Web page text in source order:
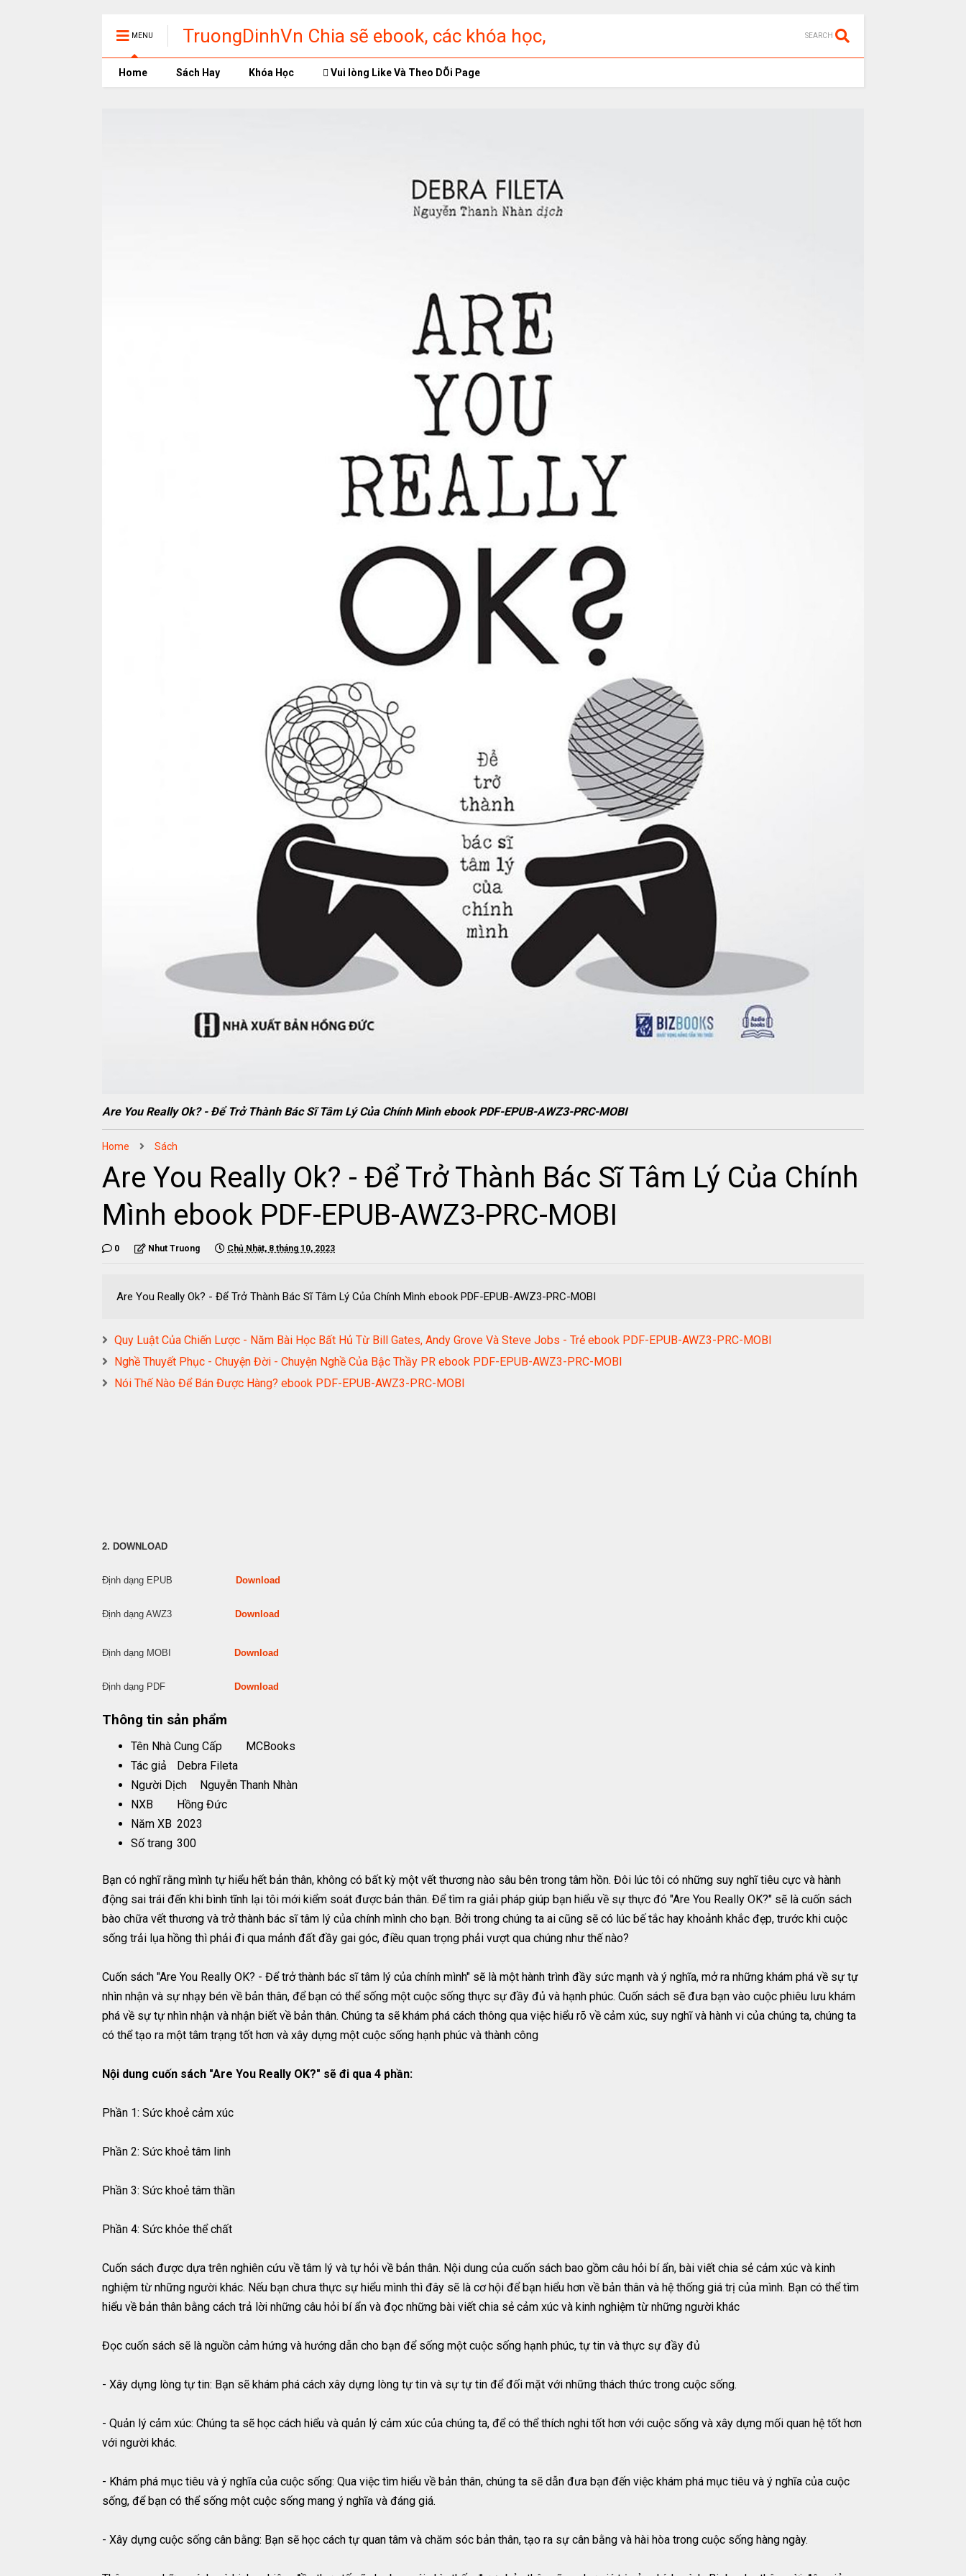
MENU
TruongDinhVn Chia sẽ ebook, các khóa học,
phần mềm học tập miễn phí
SEARCH
Home Sách Hay Khóa Học Vui lòng Like Và Theo DÕi Page
Are You Really Ok? - Để Trở Thành Bác Sĩ Tâm Lý Của Chính Mình ebook PDF-EPUB-AWZ3-PRC-MOBI
Home Sách
Are You Really Ok? - Để Trở Thành Bác Sĩ Tâm Lý Của Chính
Mình ebook PDF-EPUB-AWZ3-PRC-MOBI
0 Nhut Truong Chủ Nhật, 8 tháng 10, 2023
Are You Really Ok? - Để Trở Thành Bác Sĩ Tâm Lý Của Chính Mình ebook PDF-EPUB-AWZ3-PRC-MOBI
Quy Luật Của Chiến Lược - Năm Bài Học Bất Hủ Từ Bill Gates, Andy Grove Và Steve Jobs - Trẻ ebook PDF-EPUB-AWZ3-PRC-MOBI
Nghề Thuyết Phục - Chuyện Đời - Chuyện Nghề Của Bậc Thầy PR ebook PDF-EPUB-AWZ3-PRC-MOBI
Nói Thế Nào Để Bán Được Hàng? ebook PDF-EPUB-AWZ3-PRC-MOBI
2. DOWNLOAD
Định dạng EPUB Download
Định dạng AWZ3 Download
Định dạng MOBI Download
Định dạng PDF Download
Thông tin sản phẩm
Tên Nhà Cung Cấp
MCBooks
Tác giả
Debra Fileta
Người Dịch
Nguyễn Thanh Nhàn
NXB
Hồng Đức
Năm XB 2023
Số trang 300
Bạn có nghĩ rằng mình tự hiểu hết bản thân, không có bất kỳ một vết thương nào sâu bên trong tâm hồn. Đôi lúc tôi có những suy nghĩ tiêu cực và hành
động sai trái đến khi bình tĩnh lại tôi mới kiểm soát được bản thân. Để tìm ra giải pháp giúp bạn hiểu về sự thực đó "Are You Really OK?" sẽ là cuốn sách
bào chữa vết thương và trở thành bác sĩ tâm lý của chính mình cho bạn. Bởi trong chúng ta ai cũng sẽ có lúc bế tắc hay khoảnh khắc đẹp, trước khi cuộc
sống trải lụa hồng thì phải đi qua mảnh đất đầy gai góc, điều quan trọng phải vượt qua chúng như thế nào?
Cuốn sách "Are You Really OK? - Để trở thành bác sĩ tâm lý của chính mình" sẽ là một hành trình đầy sức mạnh và ý nghĩa, mở ra những khám phá về sự tự
nhìn nhận và sự nhạy bén về bản thân, để bạn có thể sống một cuộc sống thực sự đầy đủ và hạnh phúc. Cuốn sách sẽ đưa bạn vào cuộc phiêu lưu khám
phá về sự tự nhìn nhận và nhận biết về bản thân. Chúng ta sẽ khám phá cách thông qua việc hiểu rõ về cảm xúc, suy nghĩ và hành vi của chúng ta, chúng ta
có thể tạo ra một tâm trạng tốt hơn và xây dựng một cuộc sống hạnh phúc và thành công
Nội dung cuốn sách "Are You Really OK?" sẽ đi qua 4 phần:
Phần 1: Sức khoẻ cảm xúc
Phần 2: Sức khoẻ tâm linh
Phần 3: Sức khoẻ tâm thần
Phần 4: Sức khỏe thể chất
Cuốn sách được dựa trên nghiên cứu về tâm lý và tự hỏi về bản thân. Nội dung của cuốn sách bao gồm câu hỏi bí ẩn, bài viết chia sẻ cảm xúc và kinh
nghiệm từ những người khác. Nếu bạn chưa thực sự hiểu mình thì đây sẽ là cơ hội để bạn hiểu hơn về bản thân và hệ thống giá trị của mình. Bạn có thể tìm
hiểu về bản thân bằng cách trả lời những câu hỏi bí ẩn và đọc những bài viết chia sẻ cảm xúc và kinh nghiệm từ những người khác
Đọc cuốn sách sẽ là nguồn cảm hứng và hướng dẫn cho bạn để sống một cuộc sống hạnh phúc, tự tin và thực sự đầy đủ
- Xây dựng lòng tự tin: Bạn sẽ khám phá cách xây dựng lòng tự tin và sự tự tin để đối mặt với những thách thức trong cuộc sống.
- Quản lý cảm xúc: Chúng ta sẽ học cách hiểu và quản lý cảm xúc của chúng ta, để có thể thích nghi tốt hơn với cuộc sống và xây dựng mối quan hệ tốt hơn
với người khác.
- Khám phá mục tiêu và ý nghĩa của cuộc sống: Qua việc tìm hiểu về bản thân, chúng ta sẽ dẫn đưa bạn đến việc khám phá mục tiêu và ý nghĩa của cuộc
sống, để bạn có thể sống một cuộc sống mang ý nghĩa và đáng giá.
- Xây dựng cuộc sống cân bằng: Bạn sẽ học cách tự quan tâm và chăm sóc bản thân, tạo ra sự cân bằng và hài hòa trong cuộc sống hàng ngày.